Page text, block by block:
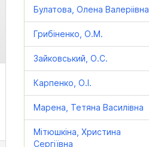
Булатова, Олена Валеріівна
Грибіненко, О.М.
Зайковський, О.С.
Карпенко, О.І.
Марена, Тетяна Василівна
Мітюшкіна, Христина
Сергіївна